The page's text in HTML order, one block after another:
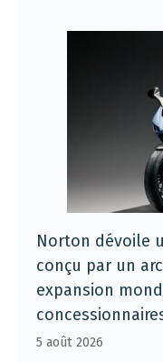
Norton dévoile
conçu par un
expansion
5 août 2026